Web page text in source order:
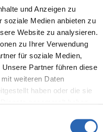
und Anzeigen zu
soziale Medien anbieten zu
Website zu analysieren.
zu Ihrer Verwendung
für soziale Medien,
Partner führen diese
weiteren Daten
haben oder die sie
inkl. MwSt.
Türen
Zylinder